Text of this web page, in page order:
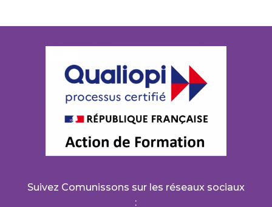
Suivez Comunissons sur les réseaux sociaux
: